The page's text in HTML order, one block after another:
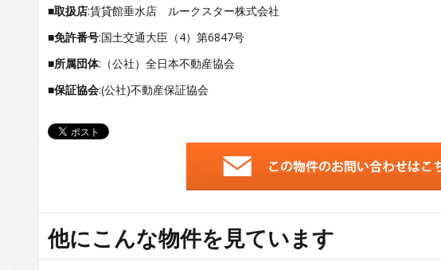
■取扱店:賃貸館垂水店 ルークスター株式会社
■免許番号:国土交通大臣（4）第6847号
■所属団体:（公社）全日本不動産協会
■保証協会:(公社)不動産保証協会
他にこんな物件を見ています